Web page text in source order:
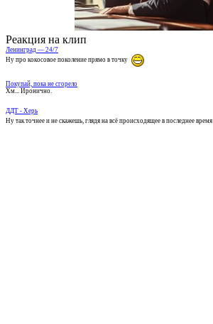
Реакция на клип
Ленинград — 24/7
Ну про кокосовое поколение прямо в точку
Покупай, пока не сгорело
Хм... Иронично.
ДДТ - Херь
Ну так точнее и не скажешь, глядя на всё происходящее в последнее время